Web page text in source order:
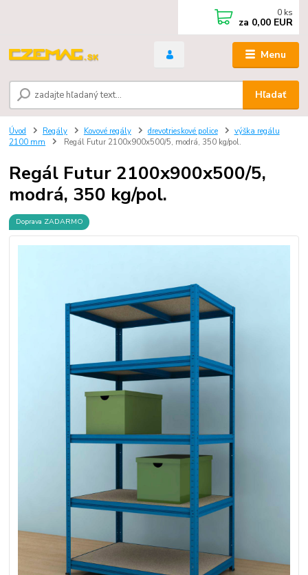
Menu
Hľadať
0 ks
za 0,00 EUR
Úvod Regály Kovové regály drevotrieskové police
výška regálu
2100 mm
Regál Futur 2100x900x500/5, modrá, 350 kg/pol.
Regál Futur 2100x900x500/5,
modrá, 350 kg/pol.
Doprava ZADARMO